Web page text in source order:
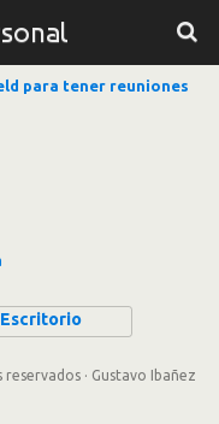
para tener reuniones
Escritorio
· Gustavo Ibañez